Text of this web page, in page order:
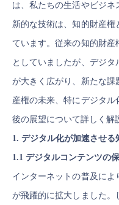
は、私たちの生活やビジ
新的な技術は、知的財産
ています。従来の知的財
としていましたが、デジ
が大きく広がり、新たな
産権の未来、特にデジタ
後の展望について詳しく解
1. デジタル化が加速させる
1.1 デジタルコンテンツの
インターネットの普及によ
が飛躍的に拡大しました。